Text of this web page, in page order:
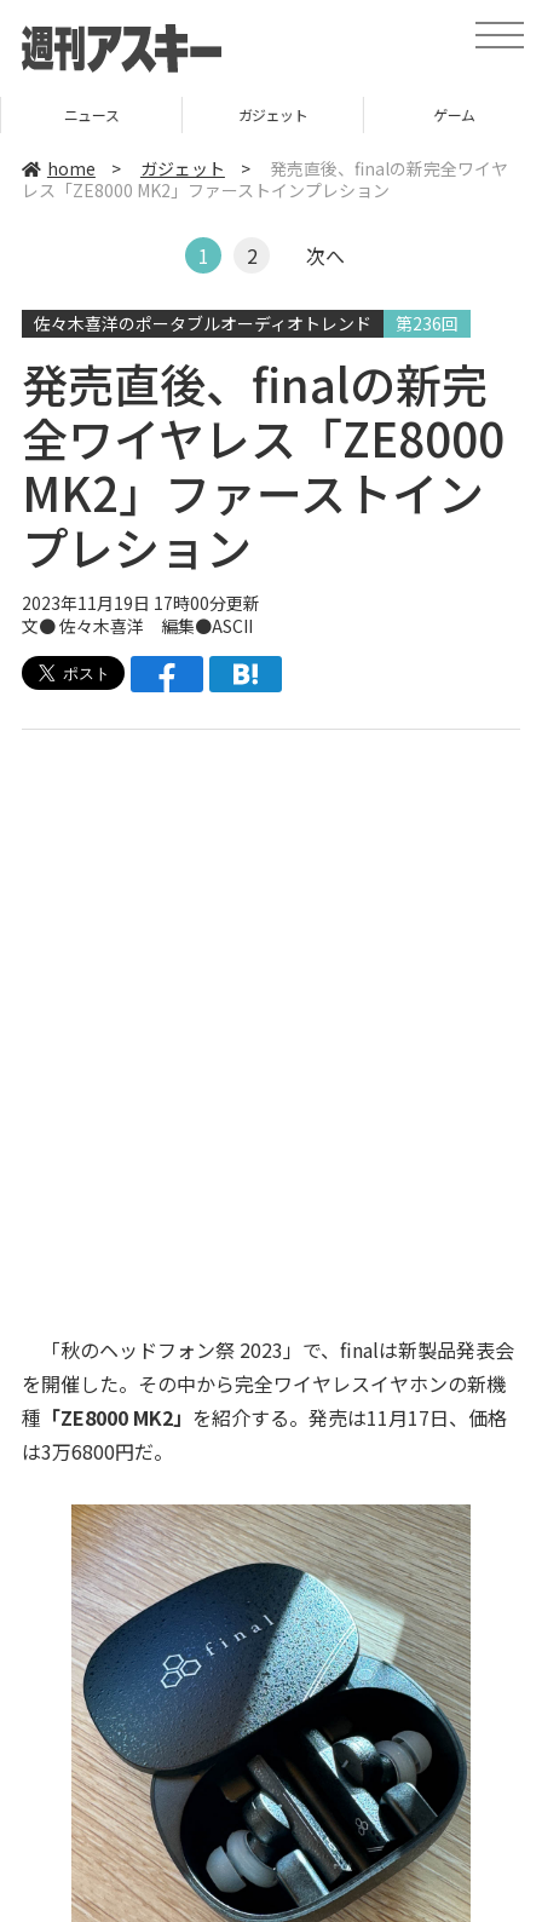
t
o
v
ニュース ガジェット ゲーム
home > ガジェット >
発売直後、finalの新完全ワイヤ
レス「ZE8000 MK2」ファーストインプレション
1 2 次へ
佐々木喜洋のポータブルオーディオトレンド 第236回
発売直後、finalの新完
全ワイヤレス「ZE8000
MK2」ファーストイン
プレション
2023年11月19日 17時00分更新
文● 佐々木喜洋 編集●ASCII
「秋のヘッドフォン祭 2023」で、finalは新製品発表会
を開催した。その中から完全ワイヤレスイヤホンの新機
種 「ZE8000 MK2」 を紹介する。発売は11月17日、価格
は3万6800円だ。